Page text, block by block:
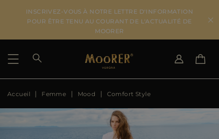
INSCRIVEZ-VOUS À NOTRE LETTRE D'INFORMATION
POUR ÊTRE TENU AU COURANT DE L'ACTUALITÉ DE
MOORER
PAYS DE LIVRAISON
DE
CHANGER DE LANGUE
VOIR LES RÉSULTATS
Accueil Femme Mood Comfort Style